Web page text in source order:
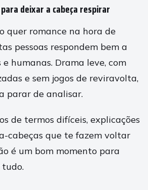
deixar a cabeça respirar
quer romance na hora de
pessoas respondem bem a
humanas. Drama leve, com
e sem jogos de reviravolta,
parar de analisar.
de termos difíceis, explicações
cabeças que te fazem voltar
é um bom momento para